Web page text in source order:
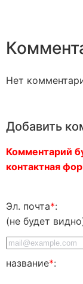
Нет
Добавить
Комментарий
контактная
Эл. почта*:
(не будет
название*: